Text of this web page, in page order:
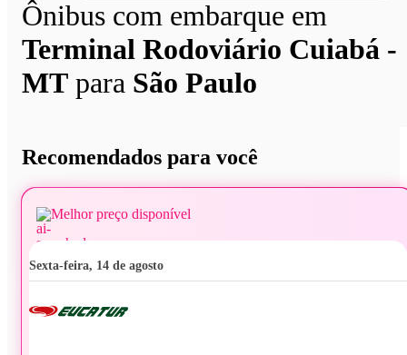
Ônibus com embarque em
Terminal Rodoviário Cuiabá -
MT para São Paulo
Recomendados para você
Melhor preço disponível
sexta-feira, 14 de agosto